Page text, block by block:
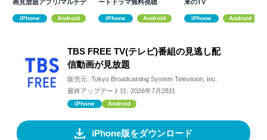
画見放題アプリ/マルチデ
iPhone Android
ートドラマ無料視聴
iPhone Android
来のTV
iPhone Android
TBS FREE TV(テレビ)番組の見逃し配
信動画が見放題
販売元: Tokyo Broadcasting System Television, Inc.
最終アップデート日: 2026年7月28日
iPhone Android
iPhone版をダウンロード